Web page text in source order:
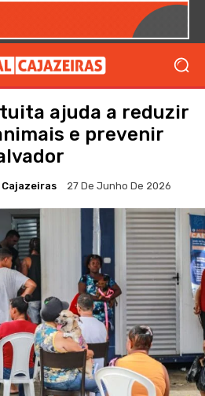
ajuda a reduzir
e prevenir
27 De Junho De 2026